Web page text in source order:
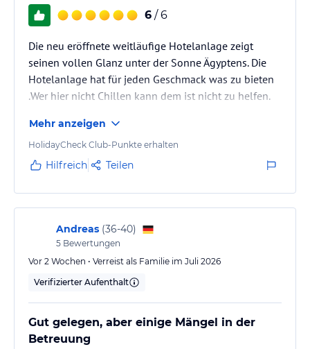
6 / 6
Die neu eröffnete weitläufige Hotelanlage zeigt
seinen vollen Glanz unter der Sonne Ägyptens. Die
Hotelanlage hat für jeden Geschmack was zu bieten
.Wer hier nicht Chillen kann dem ist nicht zu helfen.
Mehr anzeigen
HolidayCheck Club-Punkte erhalten
Hilfreich Teilen
Andreas (36-40)
5 Bewertungen
Vor 2 Wochen • Verreist als Familie im Juli 2026
Verifizierter Aufenthalt
Gut gelegen, aber einige Mängel in der
Betreuung